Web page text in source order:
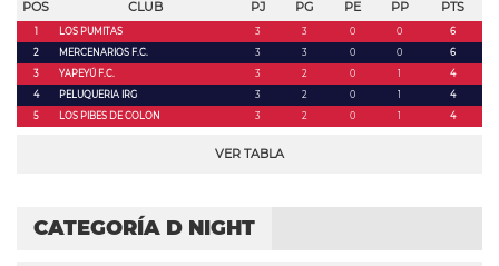
POS CLUB PJ PG PE PP PTS
1 LOS PUMITAS 3 3 0 0
6
2
MERCENARIOS F.C. 3 3 0 0
6
3
YAPEYÚ F.C. 3 2 0 1
4
4
PELUQUERIA IRG 3 2 0 1
4
5
LOS PIBES DE COLON 3 2 0 1 4
VER TABLA
CATEGORÍA D NIGHT